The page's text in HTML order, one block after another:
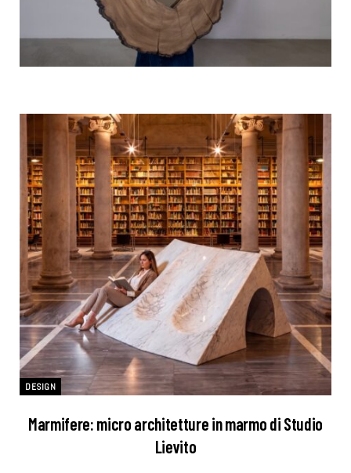
DESIGN
Marmifere: micro architetture in marmo di Studio
Lievito